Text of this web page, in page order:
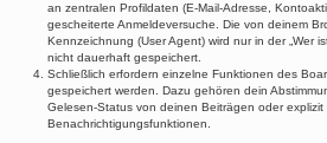
an zentralen Profildaten (E-Mail-Adresse,
gescheiterte Anmeldeversuche. Die von deinem
Kennzeichnung (User Agent) wird nur in der „Wer
nicht dauerhaft gespeichert.
Schließlich erfordern einzelne Funktionen des
gespeichert werden. Dazu gehören dein
Gelesen-Status von deinen Beiträgen oder
Benachrichtigungsfunktionen.